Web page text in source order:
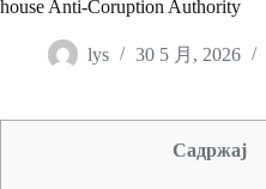
house Anti-Coruption Authority
lys 30 5 月, 2026
Садржај